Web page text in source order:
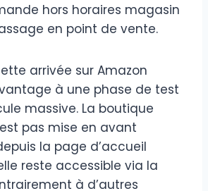
hors horaires magasin
en point de vente.
arrivée sur Amazon
à une phase de test
massive. La boutique
pas mise en avant
la page d’accueil
reste accessible via la
à d’autres